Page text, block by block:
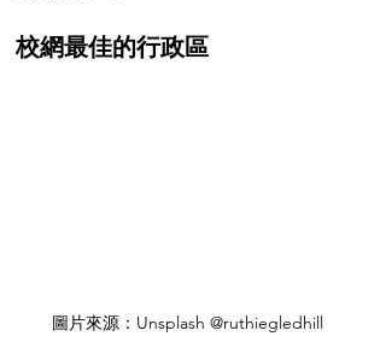
校網最佳的行政區
圖片來源：Unsplash @ruthiegledhill